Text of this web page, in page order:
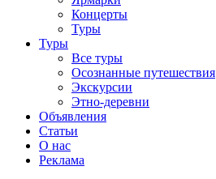
Концерты
Туры
Туры
Все туры
Осознанные путешествия
Экскурсии
Этно-деревни
Объявления
Статьи
О нас
Реклама